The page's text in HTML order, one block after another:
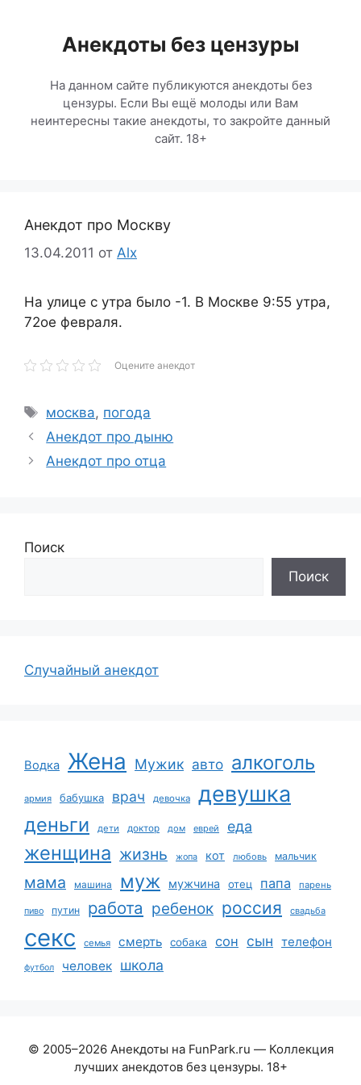
содержимомуАнекдоты без цензуры
На данном сайте публикуются анекдоты без
цензуры. Если Вы ещё молоды или Вам
неинтересны такие анекдоты, то закройте данный
сайт. 18+
Анекдот про Москву
13.04.2011 от Alx
На улице с утра было -1. В Москве 9:55 утра,
72ое февраля.
Оцените анекдот
Метки
москва, погода
Анекдот про дыню
Анекдот про отца
Поиск
Поиск
Случайный анекдот
Водка Жена Мужик авто алкоголь
армия бабушка врач девочка девушка
деньги дети доктор дом еврей еда
женщина жизнь жопа кот любовь мальчик
мама машина муж мужчина отец папа парень
пиво путин работа ребенок россия свадьба
секс семья смерть собака сон сын телефон
футбол человек школа
© 2005–2026 Анекдоты на FunPark.ru — Коллекция
лучших анекдотов без цензуры. 18+